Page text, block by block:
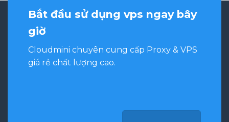
Bắt đầu sử dụng vps ngay bây
giờ
Cloudmini chuyên cung cấp Proxy & VPS
giá rẻ chất lượng cao.